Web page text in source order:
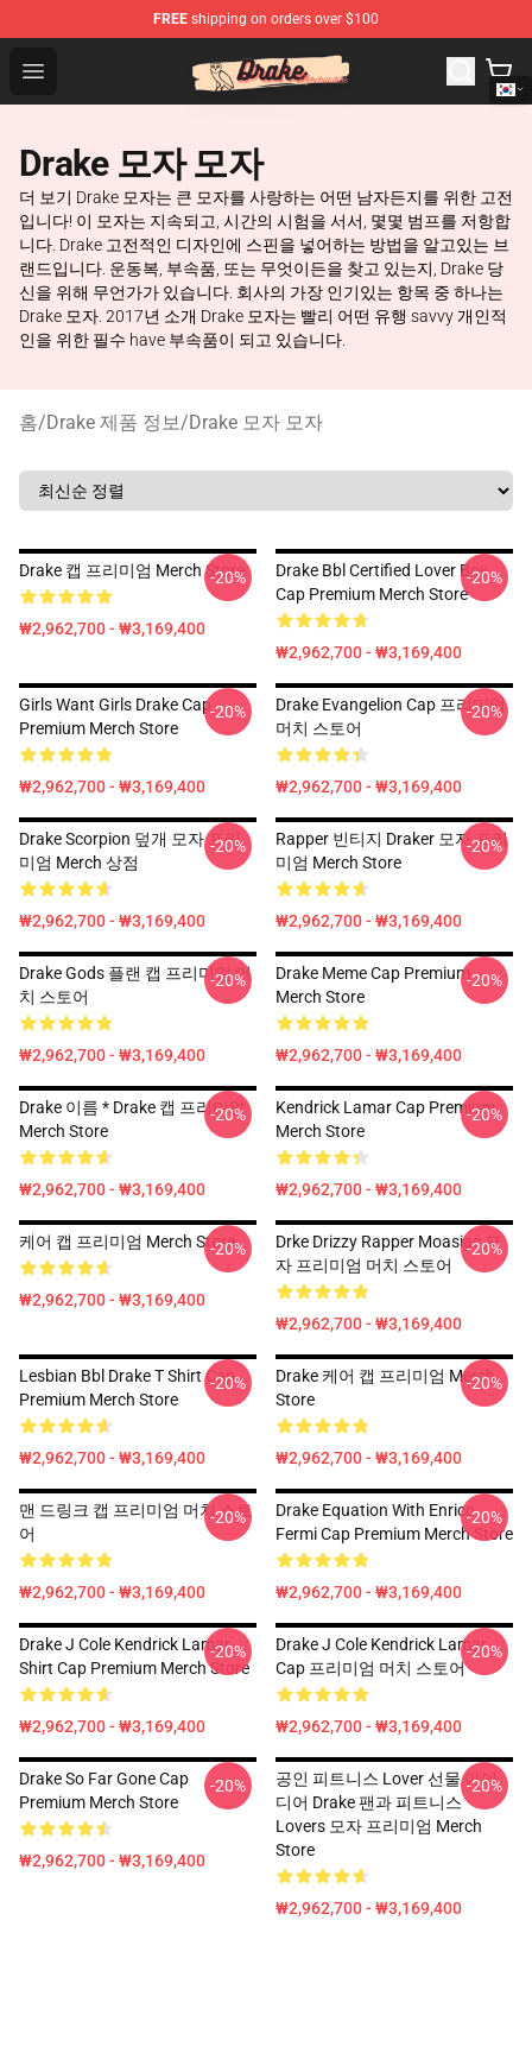
FREE shipping on orders over $100
Open menu
Drake Shop - Official Drake Merchandise Store
Drake 모자 모자
더 보기 Drake 모자는 큰 모자를 사랑하는 어떤 남자든지를 위한 고전
입니다! 이 모자는 지속되고, 시간의 시험을 서서, 몇몇 범프를 저항합
니다. Drake 고전적인 디자인에 스핀을 넣어하는 방법을 알고있는 브
랜드입니다. 운동복, 부속품, 또는 무엇이든을 찾고 있는지, Drake 당
신을 위해 무언가가 있습니다. 회사의 가장 인기있는 항목 중 하나는
Drake 모자. 2017년 소개 Drake 모자는 빨리 어떤 유행 savvy 개인적
인을 위한 필수 have 부속품이 되고 있습니다.
홈/Drake 제품 정보/Drake 모자 모자
Drake 캡 프리미엄 Merch Store
₩2,962,700 - ₩3,169,400
-20%
Drake Bbl Certified Lover Boy
Cap Premium Merch Store
₩2,962,700 - ₩3,169,400
-20%
Girls Want Girls Drake Cap
Premium Merch Store
₩2,962,700 - ₩3,169,400
-20%
Drake Evangelion Cap 프리미엄
머치 스토어
₩2,962,700 - ₩3,169,400
-20%
Drake Scorpion 덮개 모자 프리
미엄 Merch 상점
₩2,962,700 - ₩3,169,400
-20%
Rapper 빈티지 Draker 모자 프리
미엄 Merch Store
₩2,962,700 - ₩3,169,400
-20%
Drake Gods 플랜 캡 프리미엄 머
치 스토어
₩2,962,700 - ₩3,169,400
-20%
Drake Meme Cap Premium
Merch Store
₩2,962,700 - ₩3,169,400
-20%
Drake 이름 * Drake 캡 프리미엄
Merch Store
₩2,962,700 - ₩3,169,400
-20%
Kendrick Lamar Cap Premium
Merch Store
₩2,962,700 - ₩3,169,400
-20%
케어 캡 프리미엄 Merch Store
₩2,962,700 - ₩3,169,400
-20%
Drke Drizzy Rapper Moasiac 모
자 프리미엄 머치 스토어
₩2,962,700 - ₩3,169,400
-20%
Lesbian Bbl Drake T Shirt Cap
Premium Merch Store
₩2,962,700 - ₩3,169,400
-20%
Drake 케어 캡 프리미엄 Merch
Store
₩2,962,700 - ₩3,169,400
-20%
맨 드링크 캡 프리미엄 머치 스토
어
₩2,962,700 - ₩3,169,400
-20%
Drake Equation With Enrico
Fermi Cap Premium Merch Store
₩2,962,700 - ₩3,169,400
-20%
Drake J Cole Kendrick Lamar
Shirt Cap Premium Merch Store
₩2,962,700 - ₩3,169,400
-20%
Drake J Cole Kendrick Lamar
Cap 프리미엄 머치 스토어
₩2,962,700 - ₩3,169,400
-20%
Drake So Far Gone Cap
Premium Merch Store
₩2,962,700 - ₩3,169,400
-20%
공인 피트니스 Lover 선물 아이
디어 Drake 팬과 피트니스
Lovers 모자 프리미엄 Merch
Store
₩2,962,700 - ₩3,169,400
-20%